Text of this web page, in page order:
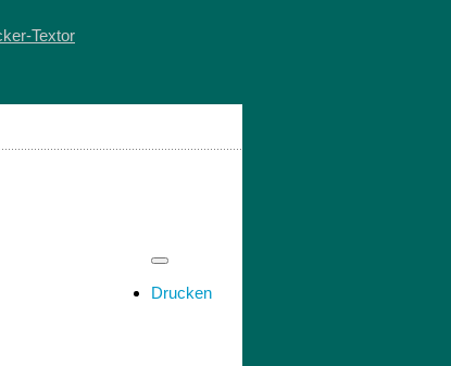
Textor
Drucken